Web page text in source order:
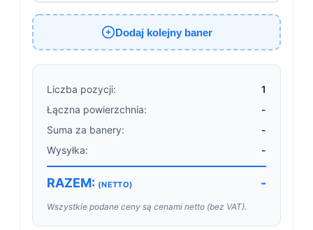
Dodaj kolejny baner
Liczba pozycji:
1
Łączna powierzchnia:
-
Suma za banery:
-
Wysyłka:
-
RAZEM: (NETTO) -
Wszystkie podane ceny są cenami netto (bez VAT).